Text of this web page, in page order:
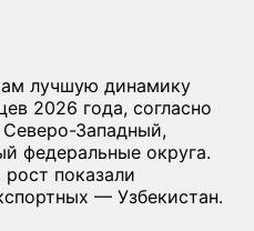
лучшую динамику
2026 года, согласно
Северо-Западный,
федеральные округа.
показали
— Узбекистан.